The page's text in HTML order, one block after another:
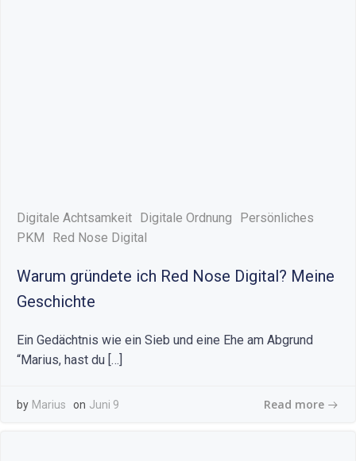
Digitale Achtsamkeit Digitale Ordnung
Persönliches
PKM
Red Nose Digital
Warum gründete ich Red Nose Digital? Meine
Geschichte
Ein Gedächtnis wie ein Sieb und eine Ehe am Abgrund
“Marius, hast du […]
by Marius on Juni 9 Read more